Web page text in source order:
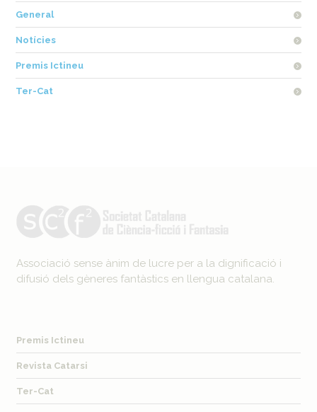
General
Notícies
Premis Ictineu
Ter-Cat
Associació sense ànim de lucre per a la dignificació i
difusió dels gèneres fantàstics en llengua catalana.
Premis Ictineu
Revista Catarsi
Ter-Cat